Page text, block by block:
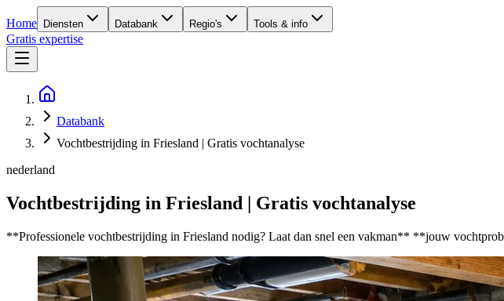
Home Diensten Databank Regio's Tools & info
Gratis expertise
Databank
Vochtbestrijding in Friesland | Gratis vochtanalyse
nederland
Vochtbestrijding in Friesland | Gratis vochtanalyse
**Professionele vochtbestrijding in Friesland nodig? Laat dan snel een vakman** **jouw